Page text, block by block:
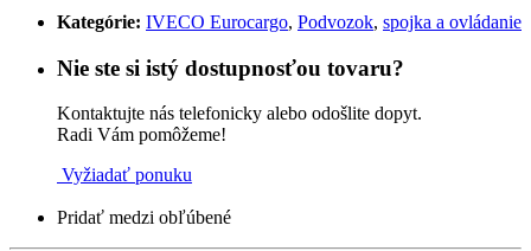
Kategórie: IVECO Eurocargo, Podvozok, spojka a ovládanie
Nie ste si istý dostupnosťou tovaru?
Kontaktujte nás telefonicky alebo odošlite dopyt.
Radi Vám pomôžeme!
Vyžiadať ponuku
Pridať medzi obľúbené